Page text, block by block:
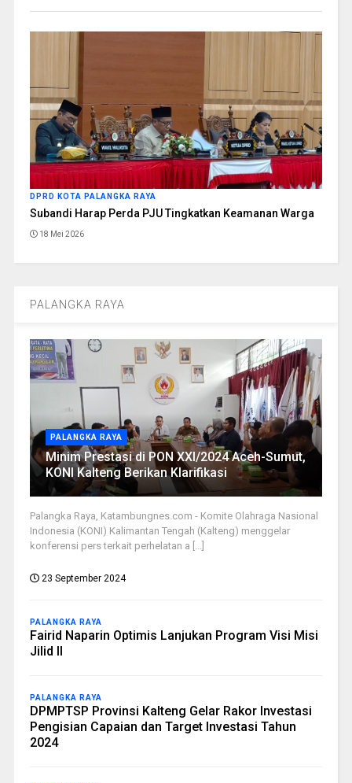
DPRD KOTA PALANGKA RAYA
Subandi Harap Perda PJU Tingkatkan Keamanan Warga
18 Mei 2026
PALANGKA RAYA
PALANGKA RAYA
Minim Prestasi di PON XXI/2024 Aceh-Sumut,
KONI Kalteng Berikan Klarifikasi
Palangka Raya, Katambungnes.com - Komite Olahraga Nasional
Indonesia (KONI) Kalimantan Tengah (Kalteng) menggelar
konferensi pers terkait perhelatan a [...]
23 September 2024
PALANGKA RAYA
Fairid Naparin Optimis Lanjukan Program Visi Misi
Jilid II
PALANGKA RAYA
DPMPTSP Provinsi Kalteng Gelar Rakor Investasi
Pengisian Capaian dan Target Investasi Tahun
2024